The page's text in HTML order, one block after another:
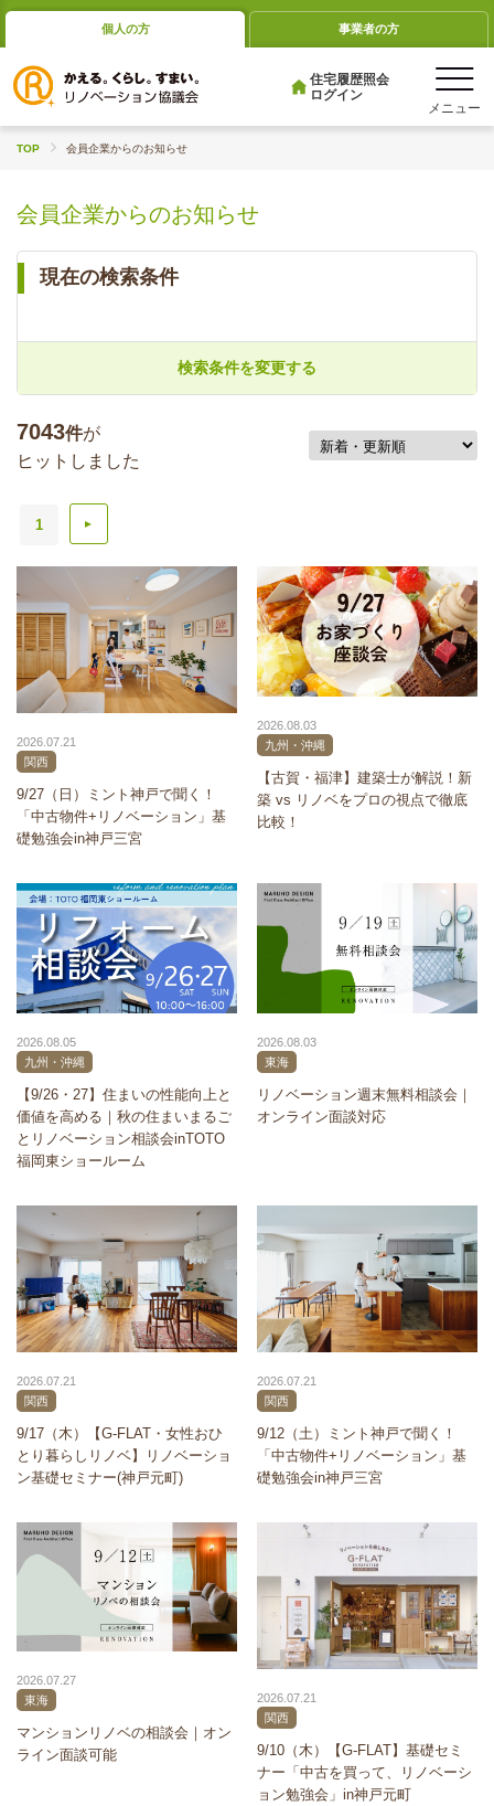
個人の方 事業者の方
住宅履歴照会
ログイン
TOP 会員企業からのお知らせ
会員企業からのお知らせ
現在の検索条件
検索条件を変更する
7043件が
ヒットしました
1 ▲
2026.07.21
関西
9/27（日）ミント神戸で聞く！
「中古物件+リノベーション」基
礎勉強会in神戸三宮
2026.08.03
九州・沖縄
【古賀・福津】建築士が解説！新
築 vs リノベをプロの視点で徹底
比較！
2026.08.05
九州・沖縄
【9/26・27】住まいの性能向上と
価値を高める｜秋の住まいまるご
とリノベーション相談会inTOTO
福岡東ショールーム
2026.08.03
東海
リノベーション週末無料相談会｜
オンライン面談対応
2026.07.21
関西
9/17（木）【G-FLAT・女性おひ
とり暮らしリノベ】リノベーショ
ン基礎セミナー(神戸元町)
2026.07.21
関西
9/12（土）ミント神戸で聞く！
「中古物件+リノベーション」基
礎勉強会in神戸三宮
2026.07.27
東海
マンションリノベの相談会｜オン
ライン面談可能
2026.07.21
関西
9/10（木）【G-FLAT】基礎セミ
ナー「中古を買って、リノベーシ
ョン勉強会」in神戸元町